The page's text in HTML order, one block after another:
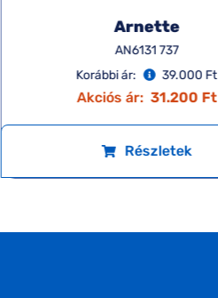
Arnette
AN6131 737
Korábbi ár:
39.000 Ft
Akciós ár: 31.200 Ft
Részletek